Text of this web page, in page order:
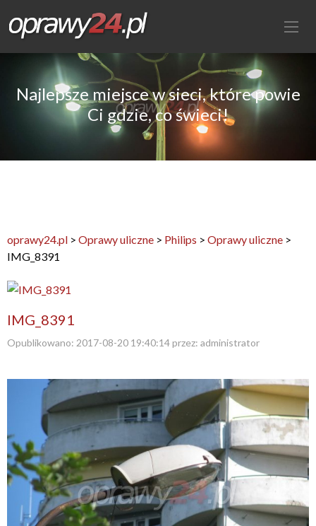
Najlepsze miejsce w sieci, które powie
Ci gdzie, co świeci!
oprawy24.pl > Oprawy uliczne > Philips > Oprawy uliczne >
IMG_8391
IMG_8391
Opublikowano: 2017-08-20 19:40:14przez: administrator